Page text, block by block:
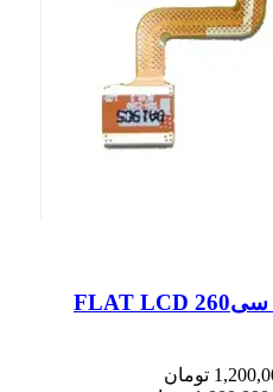
فلت ال سی دی سامسونگ سی260 FLAT LCD
قیمت اصلی: 1,200,000 تومان